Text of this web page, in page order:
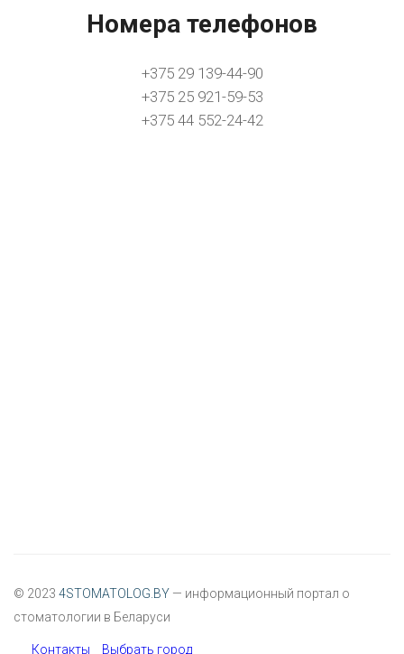
Номера телефонов
+375 29 139-44-90
+375 25 921-59-53
+375 44 552-24-42
© 2023 4STOMATOLOG.BY — информационный портал о
стоматологии в Беларуси
Контакты Выбрать город